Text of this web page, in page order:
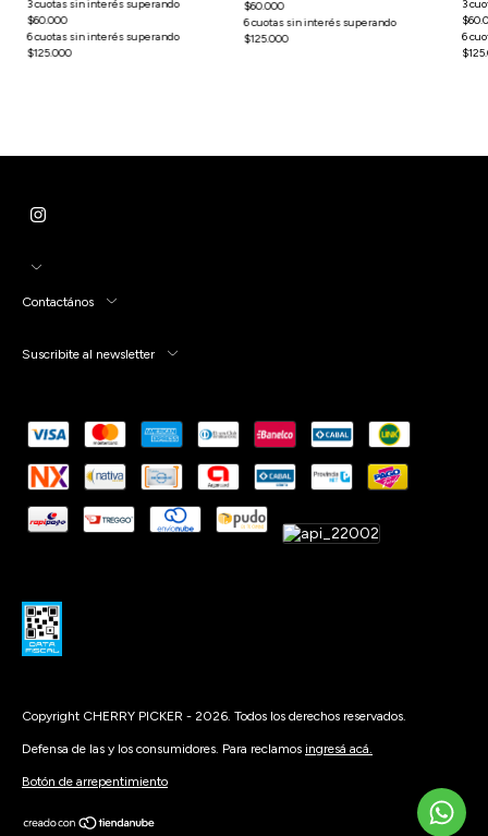
Contactános
Suscribite al newsletter
Copyright CHERRY PICKER - 2026. Todos los derechos reservados.
Defensa de las y los consumidores. Para reclamos ingresá acá.
Botón de arrepentimiento